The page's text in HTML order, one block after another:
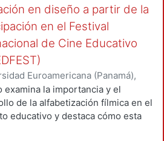
en diseño a partir de la
en el Festival
de Cine Educativo
Euroamericana (Panamá),
)DELGADO COELLAR, ALMA
BARRO HERNANDEZ, MARIO
examina la importancia y el
de la alfabetización fílmica en el
educativo y destaca cómo esta